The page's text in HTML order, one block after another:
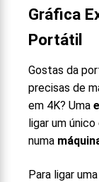
Gráfica
Portátil
Gostas da
precisas de
em 4K? Uma
ligar um
numa
Para ligar